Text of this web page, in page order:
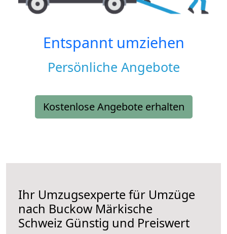
Entspannt umziehen
Persönliche Angebote
Kostenlose Angebote erhalten
Ihr Umzugsexperte für Umzüge
nach Buckow Märkische
Schweiz Günstig und Preiswert